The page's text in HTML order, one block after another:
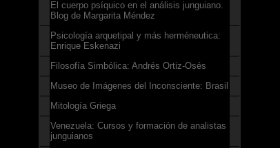
El cuerpo psíquico en el análisis junguiano.
Blog de Margarita Méndez
Psicología arquetipal y más herméneutica:
Enrique Eskenazi
Filosofía Simbólica: Andrés Ortiz-Osés
Museo de Imágenes del Inconsciente: Brasil
Mitología Griega
Venezuela: Cursos y formación de analistas
junguianos